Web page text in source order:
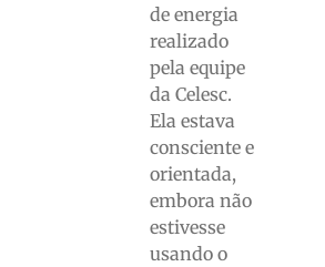
de energia
realizado
pela equipe
da Celesc.
Ela estava
consciente e
orientada,
embora não
estivesse
usando o